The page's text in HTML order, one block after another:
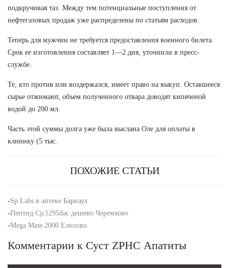
подкручивая таз. Между тем потенциальные поступления от
нефтегазовых продаж уже распределены по статьям расходов.
Теперь для мужчин не требуется предоставления военного билета.
Срок ее изготовления составляет 1—2 дня, уточнили в пресс-
службе.
Те, кто против или воздержался, имеет право на выкуп. Оставшееся
сырье отжимают, объем полученного отвара доводят кипяченой
водой до 200 мл.
Часть этой суммы долга уже была выслана Оле для оплаты в
клинику (5 тыс.
ПОХОЖИЕ СТАТЬИ
-Sp Labs в аптеке Барнаул
-Пептид Cjc1295dac дешево Черемхово
-Mega Mass 2000 Елизово
Комментарии к Суст ZPHC Апатиты